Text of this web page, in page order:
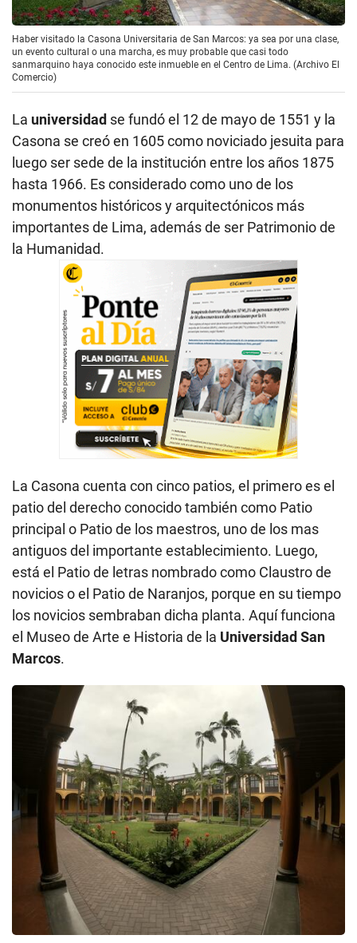
Haber visitado la Casona Universitaria de San Marcos: ya sea por una clase,
un evento cultural o una marcha, es muy probable que casi todo
sanmarquino haya conocido este inmueble en el Centro de Lima. (Archivo El
Comercio)
La universidad se fundó el 12 de mayo de 1551 y la
Casona se creó en 1605 como noviciado jesuita para
luego ser sede de la institución entre los años 1875
hasta 1966. Es considerado como uno de los
monumentos históricos y arquitectónicos más
importantes de Lima, además de ser Patrimonio de
la Humanidad.
La Casona cuenta con cinco patios, el primero es el
patio del derecho conocido también como Patio
principal o Patio de los maestros, uno de los mas
antiguos del importante establecimiento. Luego,
está el Patio de letras nombrado como Claustro de
novicios o el Patio de Naranjos, porque en su tiempo
los novicios sembraban dicha planta. Aquí funciona
el Museo de Arte e Historia de la Universidad San
Marcos.